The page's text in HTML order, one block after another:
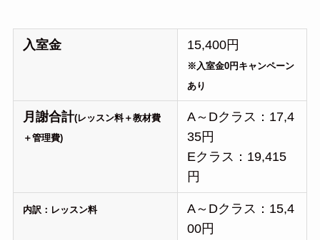
入室金 15,400円
※入室金0円キャンペーン
あり
月謝合計(レッスン料＋教材費
＋管理費)
A～Dクラス：17,4
35円
Eクラス：19,415
円
内訳：レッスン料
A～Dクラス：15,4
00円